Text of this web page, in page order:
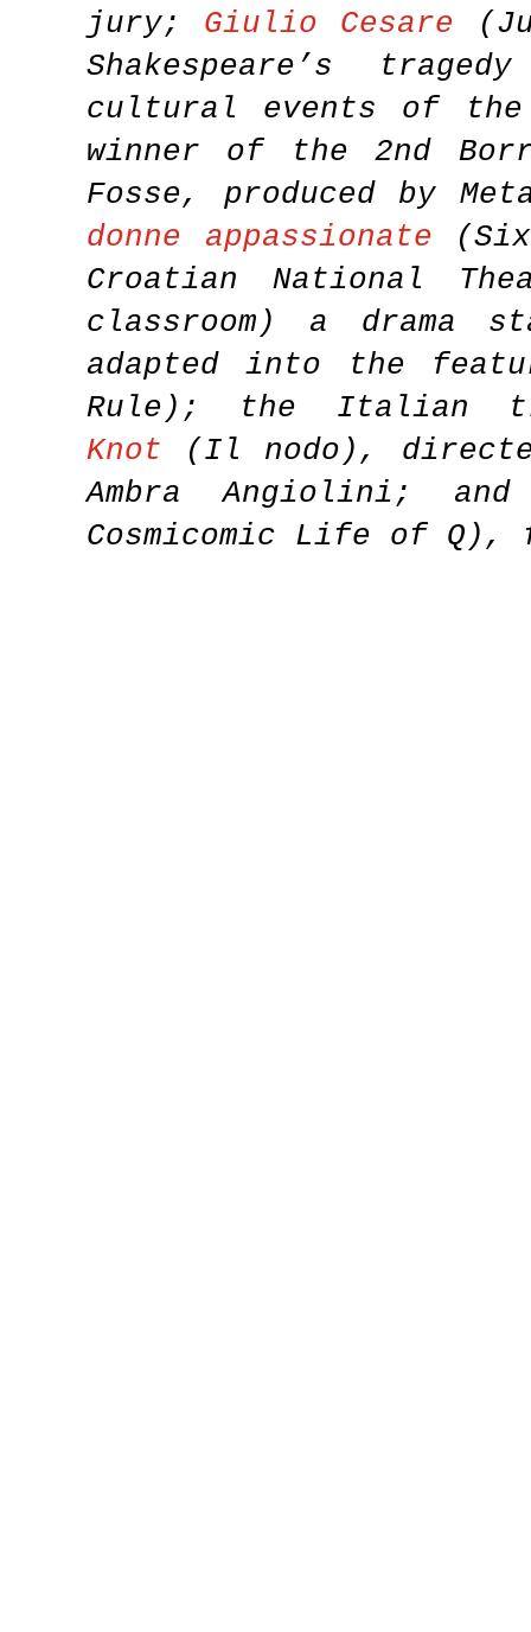
jury; Giulio Cesare
Shakespeare’s
cultural events of the
winner of the 2nd
Fosse, produced by
donne appassionate
Croatian National
classroom) a drama
adapted into the
Rule); the Italian
Knot (Il nodo),
Ambra Angiolini;
Cosmicomic Life of